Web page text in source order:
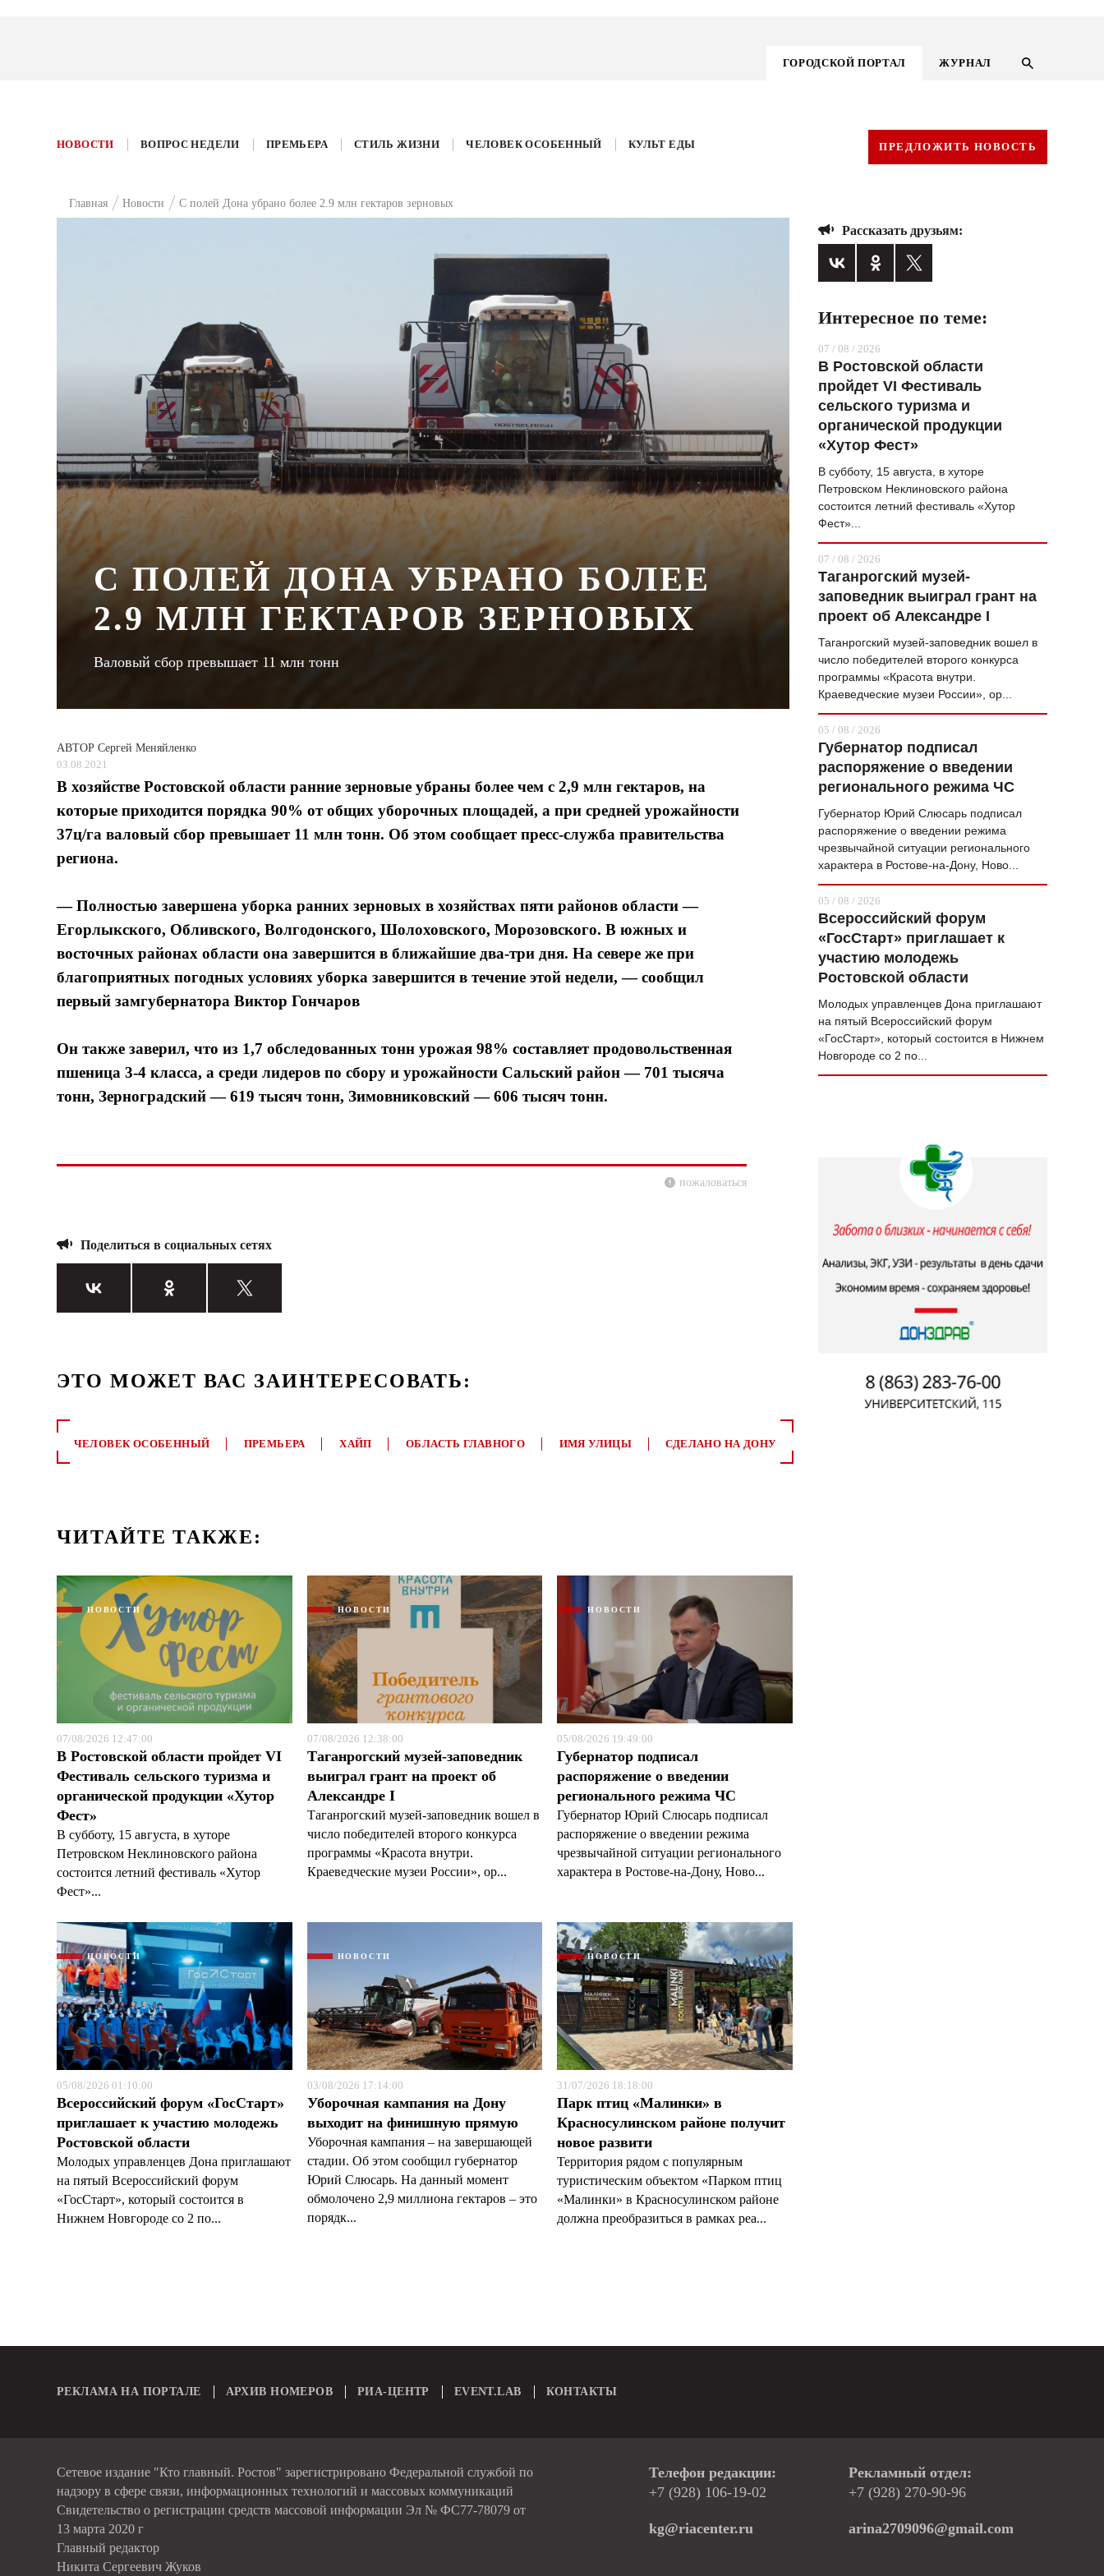
ГОРОДСКОЙ ПОРТАЛ ЖУРНАЛ
ГОРОДСКОЙ ПОРТАЛ
ВОПРОС НЕДЕЛИ
СТИЛЬ ЖИЗНИ
ХАЙП
ЧЕЛОВЕК ОСОБЕННЫЙ
КУЛЬТ ЕДЫ
АФИША
ЖУРНАЛ
НОВОСТИ ВОПРОС НЕДЕЛИ ПРЕМЬЕРА СТИЛЬ ЖИЗНИ ЧЕЛОВЕК ОСОБЕННЫЙ КУЛЬТ ЕДЫ ПРЕДЛОЖИТЬ НОВОСТЬ
Главная Новости С полей Дона убрано более 2.9 млн гектаров зерновых
С ПОЛЕЙ ДОНА УБРАНО БОЛЕЕ
2.9 МЛН ГЕКТАРОВ ЗЕРНОВЫХ
Валовый сбор превышает 11 млн тонн
АВТОР Сергей Меняйленко
03.08.2021
В хозяйстве Ростовской области ранние зерновые убраны более чем с 2,9 млн гектаров, на
которые приходится порядка 90% от общих уборочных площадей, а при средней урожайности
37ц/га валовый сбор превышает 11 млн тонн. Об этом сообщает пресс-служба правительства
региона.
— Полностью завершена уборка ранних зерновых в хозяйствах пяти районов области —
Егорлыкского, Обливского, Волгодонского, Шолоховского, Морозовского. В южных и
восточных районах области она завершится в ближайшие два-три дня. На севере же при
благоприятных погодных условиях уборка завершится в течение этой недели, — сообщил
первый замгубернатора Виктор Гончаров
Он также заверил, что из 1,7 обследованных тонн урожая 98% составляет продовольственная
пшеница 3-4 класса, а среди лидеров по сбору и урожайности Сальский район — 701 тысяча
тонн, Зерноградский — 619 тысяч тонн, Зимовниковский — 606 тысяч тонн.
пожаловаться
Поделиться в социальных сетях
ЭТО МОЖЕТ ВАС ЗАИНТЕРЕСОВАТЬ:
ЧЕЛОВЕК ОСОБЕННЫЙ ПРЕМЬЕРА ХАЙП ОБЛАСТЬ ГЛАВНОГО ИМЯ УЛИЦЫ СДЕЛАНО НА ДОНУ
ЧИТАЙТЕ ТАКЖЕ:
НОВОСТИ
07/08/2026 12:47:00
В Ростовской области пройдет VI
Фестиваль сельского туризма и
органической продукции «Хутор
Фест»
В субботу, 15 августа, в хуторе
Петровском Неклиновского района
состоится летний фестиваль «Хутор
Фест»...
НОВОСТИ
07/08/2026 12:38:00
Таганрогский музей-заповедник
выиграл грант на проект об
Александре I
Таганрогский музей-заповедник вошел в
число победителей второго конкурса
программы «Красота внутри.
Краеведческие музеи России», ор...
НОВОСТИ
05/08/2026 19:49:00
Губернатор подписал
распоряжение о введении
регионального режима ЧС
Губернатор Юрий Слюсарь подписал
распоряжение о введении режима
чрезвычайной ситуации регионального
характера в Ростове-на-Дону, Ново...
НОВОСТИ
05/08/2026 01:10:00
Всероссийский форум «ГосСтарт»
приглашает к участию молодежь
Ростовской области
Молодых управленцев Дона приглашают
на пятый Всероссийский форум
«ГосСтарт», который состоится в
Нижнем Новгороде со 2 по...
НОВОСТИ
03/08/2026 17:14:00
Уборочная кампания на Дону
выходит на финишную прямую
Уборочная кампания – на завершающей
стадии. Об этом сообщил губернатор
Юрий Слюсарь. На данный момент
обмолочено 2,9 миллиона гектаров – это
порядк...
НОВОСТИ
31/07/2026 18:18:00
Парк птиц «Малинки» в
Красносулинском районе получит
новое развити
Территория рядом с популярным
туристическим объектом «Парком птиц
«Малинки» в Красносулинском районе
должна преобразиться в рамках реа...
Рассказать друзьям:
Интересное по теме:
07 / 08 / 2026
В Ростовской области
пройдет VI Фестиваль
сельского туризма и
органической продукции
«Хутор Фест»
В субботу, 15 августа, в хуторе
Петровском Неклиновского района
состоится летний фестиваль «Хутор
Фест»...
07 / 08 / 2026
Таганрогский музей-
заповедник выиграл грант на
проект об Александре I
Таганрогский музей-заповедник вошел в
число победителей второго конкурса
программы «Красота внутри.
Краеведческие музеи России», ор...
05 / 08 / 2026
Губернатор подписал
распоряжение о введении
регионального режима ЧС
Губернатор Юрий Слюсарь подписал
распоряжение о введении режима
чрезвычайной ситуации регионального
характера в Ростове-на-Дону, Ново...
05 / 08 / 2026
Всероссийский форум
«ГосСтарт» приглашает к
участию молодежь
Ростовской области
Молодых управленцев Дона приглашают
на пятый Всероссийский форум
«ГосСтарт», который состоится в Нижнем
Новгороде со 2 по...
Я согласен сполитикой конфиденциальности и защиты информации*
РЕКЛАМА НА ПОРТАЛЕ АРХИВ НОМЕРОВ РИА-ЦЕНТР EVENT.LAB КОНТАКТЫ
Сетевое издание "Кто главный. Ростов" зарегистрировано Федеральной службой по
надзору в сфере связи, информационных технологий и массовых коммуникаций
Свидетельство о регистрации средств массовой информации Эл № ФС77-78079 от
13 марта 2020 г
Главный редактор
Никита Сергеевич Жуков
Телефон редакции:
+7 (928) 106-19-02
kg@riacenter.ru
Рекламный отдел:
+7 (928) 270-90-96
arina2709096@gmail.com
Я согласен сполитикой конфиденциальности и защиты информации*